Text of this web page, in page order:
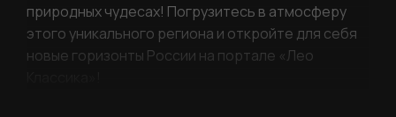
природных чудесах! Погрузитесь в атмосферу
этого уникального региона и откройте для себя
новые горизонты России на портале «Лео